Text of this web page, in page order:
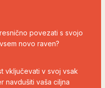
povezati s svojo
novo raven?
vključevati v svoj vsak
navdušiti vaša ciljna